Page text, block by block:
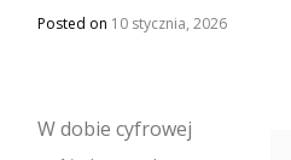
Posted on 10 stycznia, 2026
W dobie cyfrowej